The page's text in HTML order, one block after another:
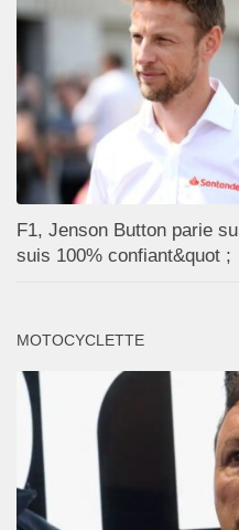
F1, Jenson Button parie
suis 100% confiant&quot ;
MOTOCYCLETTE